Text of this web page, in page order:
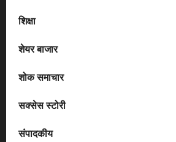
शिक्षा
शेयर बाजार
शोक समाचार
सक्सेस स्टोरी
संपादकीय